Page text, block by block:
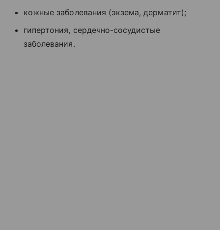
кожные заболевания (экзема, дерматит);
гипертония, сердечно-сосудистые
заболевания.